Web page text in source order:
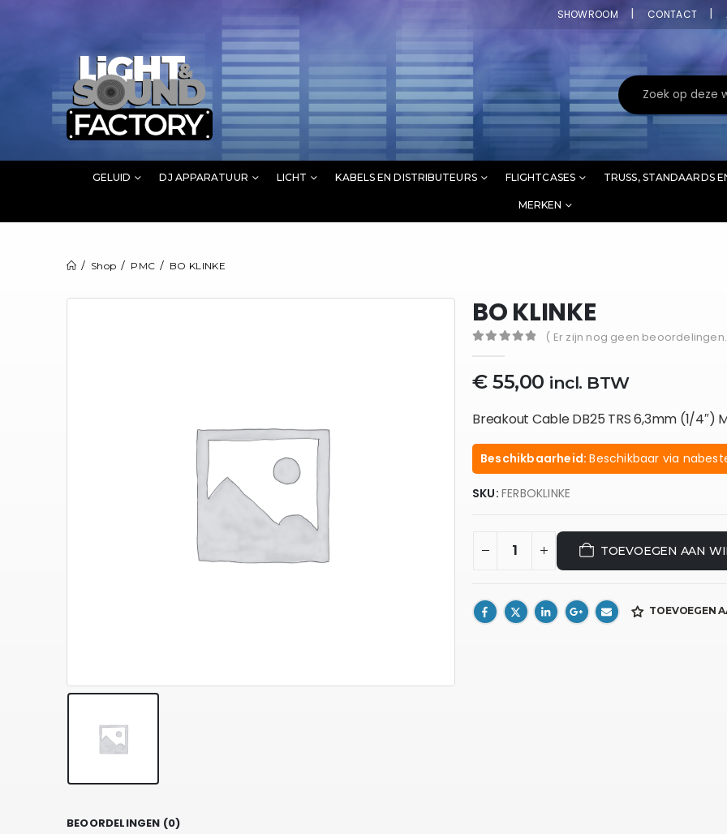
SHOWROOM CONTACT
GELUID DJ APPARATUUR LICHT KABELS EN DISTRIBUTEURS FLIGHTCASES TRUSS, STANDAARDS
MERKEN
Shop PMC BO KLINKE
BO KLINKE
( Er zijn nog geen
€55,00 incl. BTW
Breakout Cable DB25 TRS 6,3mm (1/4″)
Beschikbaarheid:Beschikbaar via
SKU: FERBOKLINKE
TOEVOEGEN AAN
TOEVOEGEN
BEOORDELINGEN (0)